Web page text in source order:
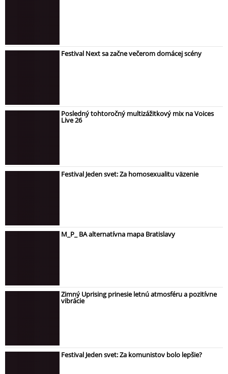
Festival Next sa začne večerom domácej scény
Posledný tohtoročný multizážitkový mix na Voices
Live 26
Festival Jeden svet: Za homosexualitu väzenie
M_P_ BA alternatívna mapa Bratislavy
Zimný Uprising prinesie letnú atmosféru a pozitívne
vibrácie
Festival Jeden svet: Za komunistov bolo lepšie?